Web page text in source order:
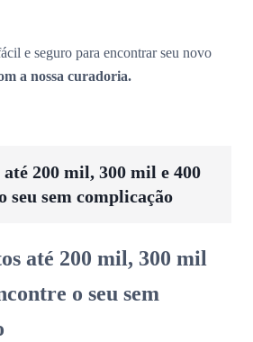
e seguro para encontrar seu novo
a nossa curadoria.
200 mil, 300 mil e 400
seu sem complicação
até 200 mil, 300 mil
o seu sem